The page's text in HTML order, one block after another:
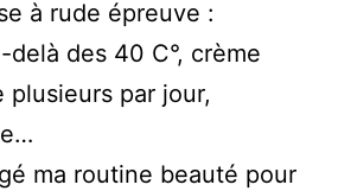
à rude épreuve :
des 40 C°, crème
par jour,
ma routine beauté pour